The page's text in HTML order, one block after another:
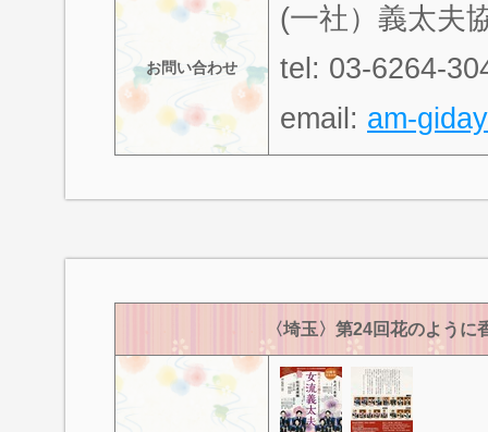
お問い合わせ
(一社）義太夫
tel: 03-6264-
email: am-
〈埼玉〉第24回花のよう